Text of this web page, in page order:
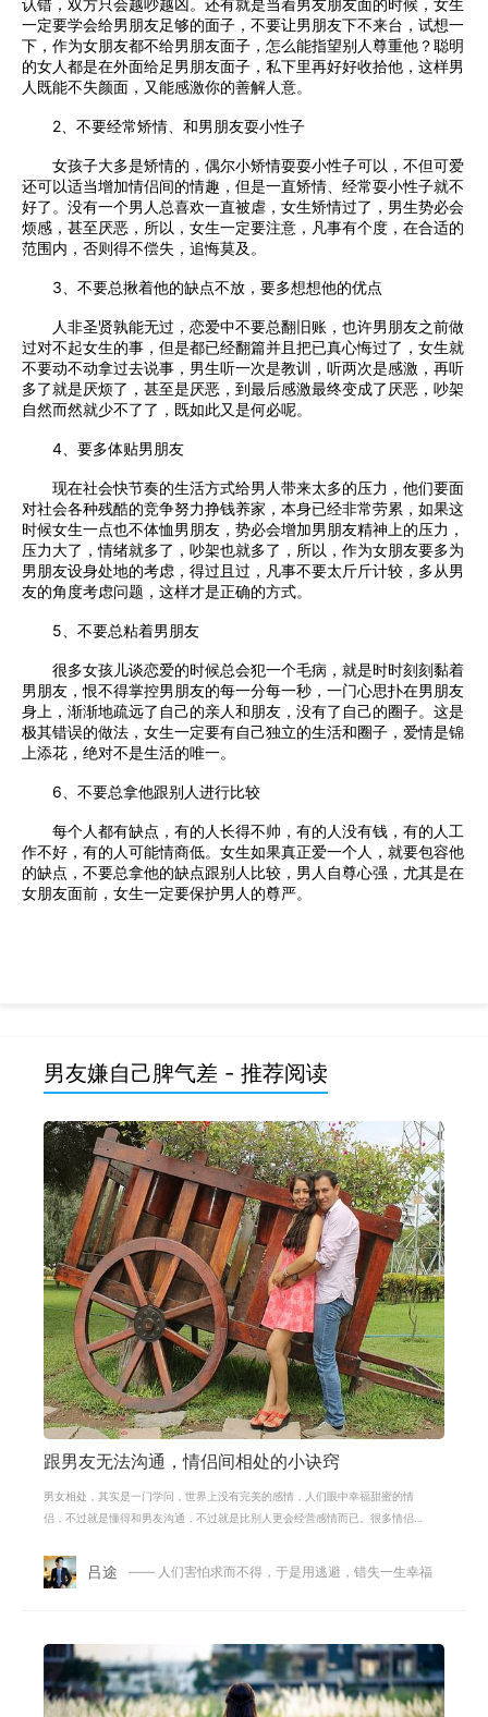
一定要学会给男朋友足够的面子，不要让男朋友下不来台，试想一
下，作为女朋友都不给男朋友面子，怎么能指望别人尊重他？聪明
的女人都是在外面给足男朋友面子，私下里再好好收拾他，这样男
人既能不失颜面，又能感激你的善解人意。
2、不要经常矫情、和男朋友耍小性子
女孩子大多是矫情的，偶尔小矫情耍耍小性子可以，不但可爱
还可以适当增加情侣间的情趣，但是一直矫情、经常耍小性子就不
好了。没有一个男人总喜欢一直被虐，女生矫情过了，男生势必会
烦感，甚至厌恶，所以，女生一定要注意，凡事有个度，在合适的
范围内，否则得不偿失，追悔莫及。
3、不要总揪着他的缺点不放，要多想想他的优点
人非圣贤孰能无过，恋爱中不要总翻旧账，也许男朋友之前做
过对不起女生的事，但是都已经翻篇并且把已真心悔过了，女生就
不要动不动拿过去说事，男生听一次是教训，听两次是感激，再听
多了就是厌烦了，甚至是厌恶，到最后感激最终变成了厌恶，吵架
自然而然就少不了了，既如此又是何必呢。
4、要多体贴男朋友
现在社会快节奏的生活方式给男人带来太多的压力，他们要面
对社会各种残酷的竞争努力挣钱养家，本身已经非常劳累，如果这
时候女生一点也不体恤男朋友，势必会增加男朋友精神上的压力，
压力大了，情绪就多了，吵架也就多了，所以，作为女朋友要多为
男朋友设身处地的考虑，得过且过，凡事不要太斤斤计较，多从男
友的角度考虑问题，这样才是正确的方式。
5、不要总粘着男朋友
很多女孩儿谈恋爱的时候总会犯一个毛病，就是时时刻刻黏着
男朋友，恨不得掌控男朋友的每一分每一秒，一门心思扑在男朋友
身上，渐渐地疏远了自己的亲人和朋友，没有了自己的圈子。这是
极其错误的做法，女生一定要有自己独立的生活和圈子，爱情是锦
上添花，绝对不是生活的唯一。
6、不要总拿他跟别人进行比较
每个人都有缺点，有的人长得不帅，有的人没有钱，有的人工
作不好，有的人可能情商低。女生如果真正爱一个人，就要包容他
的缺点，不要总拿他的缺点跟别人比较，男人自尊心强，尤其是在
女朋友面前，女生一定要保护男人的尊严。
男友嫌自己脾气差 - 推荐阅读
跟男友无法沟通，情侣间相处的小诀窍
男女相处，其实是一门学问，世界上没有完美的感情，人们眼中幸福甜蜜的情
侣，不过就是懂得和男友沟通，不过就是比别人更会经营感情而已。很多情侣
吕途 —— 人们害怕求而不得，于是用逃避，错失一生幸福